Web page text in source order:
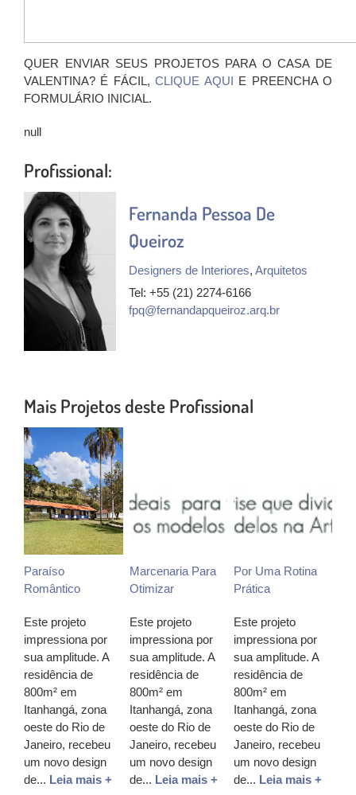
QUER ENVIAR SEUS PROJETOS PARA O CASA DE
VALENTINA? É FÁCIL,CLIQUE AQUI E PREENCHA O
FORMULÁRIO INICIAL.
null
Profissional:
Fernanda Pessoa De
Queiroz
Designers de Interiores, Arquitetos
Tel: +55 (21) 2274-6166
fpq@fernandapqueiroz.arq.br
Mais Projetos deste Profissional
Paraíso
Romântico
Este projeto
impressiona por
sua amplitude. A
residência de
800m² em
Itanhangá, zona
oeste do Rio de
Janeiro, recebeu
um novo design
de... Leia mais +
Marcenaria Para
Otimizar
Este projeto
impressiona por
sua amplitude. A
residência de
800m² em
Itanhangá, zona
oeste do Rio de
Janeiro, recebeu
um novo design
de... Leia mais +
Por Uma Rotina
Prática
Este projeto
impressiona por
sua amplitude. A
residência de
800m² em
Itanhangá, zona
oeste do Rio de
Janeiro, recebeu
um novo design
de... Leia mais +